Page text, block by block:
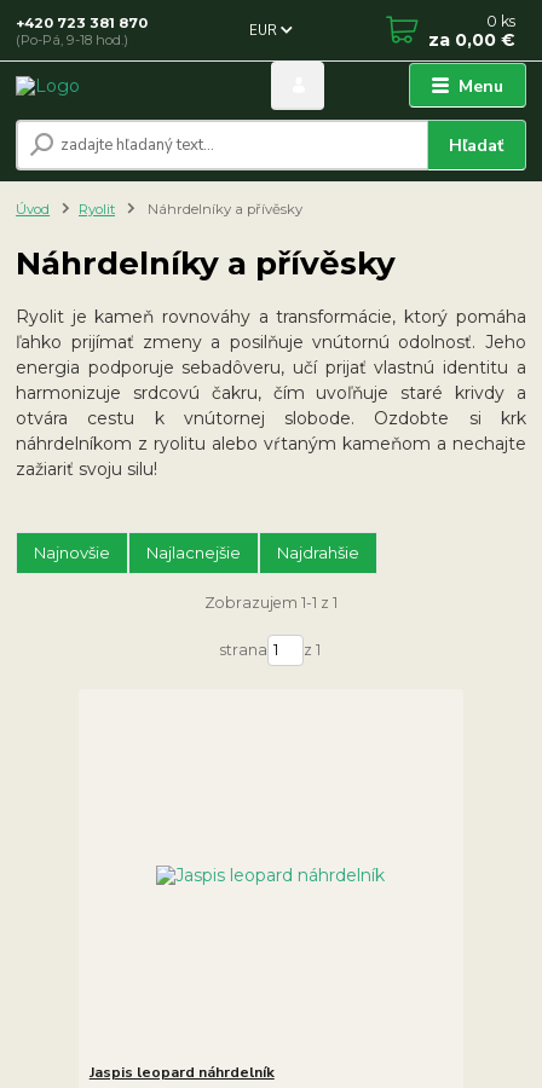
Menu
EUR
Hľadať
+420 723 381 870
(Po-Pá, 9-18 hod.)
0 ks
za 0,00 €
Úvod Ryolit Náhrdelníky a přívěsky
Náhrdelníky a přívěsky
Ryolit je kameň rovnováhy a transformácie, ktorý pomáha
ľahko prijímať zmeny a posilňuje vnútornú odolnosť. Jeho
energia podporuje sebadôveru, učí prijať vlastnú identitu a
harmonizuje srdcovú čakru, čím uvoľňuje staré krivdy a
otvára cestu k vnútornej slobode. Ozdobte si krk
náhrdelníkom z ryolitu alebo vŕtaným kameňom a nechajte
zažiariť svoju silu!
Najnovšie Najlacnejšie Najdrahšie
Zobrazujem 1-1 z 1
strana z 1
Jaspis leopard náhrdelník